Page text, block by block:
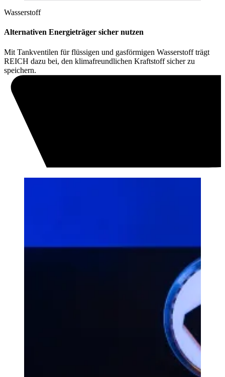
Wasserstoff
Alternativen Energieträger sicher nutzen
Mit Tankventilen für flüssigen und gasförmigen Wasserstoff trägt
REICH dazu bei, den klimafreundlichen Kraftstoff sicher zu
speichern.